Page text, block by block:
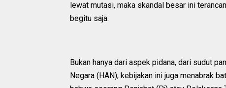
lewat mutasi, maka skandal besar ini
begitu saja.
Bukan hanya dari aspek pidana, dari sudut
Negara (HAN), kebijakan ini juga menabrak